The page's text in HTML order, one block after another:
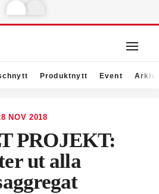
Produktnytt Event Arkiv
NOV 2018
PROJEKT:
ut alla